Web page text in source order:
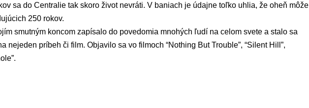
sa do Centralie tak skoro život nevráti. V baniach je údajne toľko uhlia, že oheň môže
250 rokov.
smutným koncom zapísalo do povedomia mnohých ľudí na celom svete a stalo sa
nejeden príbeh či film. Objavilo sa vo filmoch “Nothing But Trouble”, “Silent Hill”,